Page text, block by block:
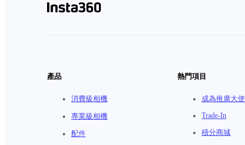
產品
消費級相機
專業級相機
配件
熱門項目
成為推廣大使
Trade-In
積分商城